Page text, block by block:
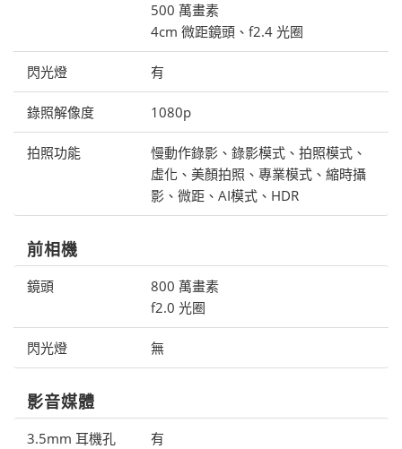
500 萬畫素
4cm 微距鏡頭、f2.4 光圈
閃光燈 有
錄照解像度 1080p
拍照功能
慢動作錄影、錄影模式、拍照模式、
虛化、美顏拍照、專業模式、縮時攝
影、微距、AI模式、HDR
前相機
鏡頭
800 萬畫素
f2.0 光圈
閃光燈 無
影音媒體
3.5mm 耳機孔 有